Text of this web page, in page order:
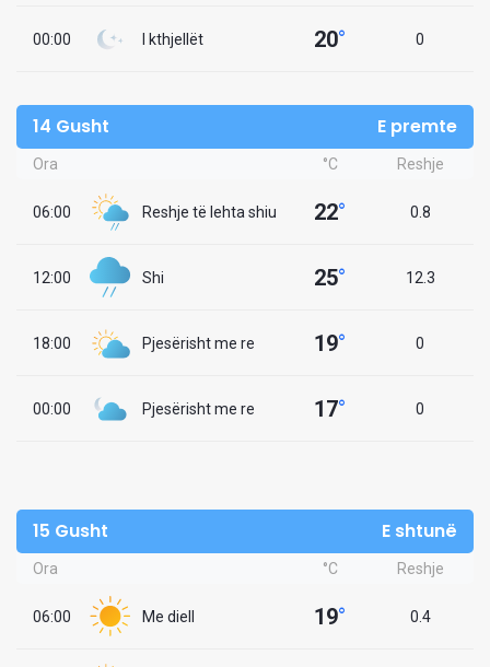
00:00 I kthjellët 20° 0
14 Gusht E premte
Ora °C Reshje
06:00 Reshje të lehta shiu 22° 0.8
12:00 Shi 25° 12.3
18:00 Pjesërisht me re 19° 0
00:00 Pjesërisht me re 17° 0
15 Gusht E shtunë
Ora °C Reshje
06:00 Me diell 19° 0.4